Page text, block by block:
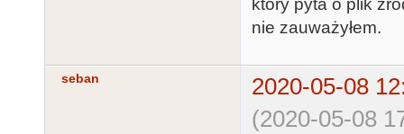
który pyta o plik
nie zauważyłem.
seban
2020-05-08
(2020-05-08